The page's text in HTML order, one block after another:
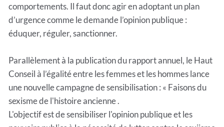
comportements. Il faut donc agir en adoptant un plan
d’urgence comme le demande l’opinion publique :
éduquer, réguler, sanctionner.
Parallèlement à la publication du rapport annuel, le Haut
Conseil à l’égalité entre les femmes et les hommes lance
une nouvelle campagne de sensibilisation : « Faisons du
sexisme de l'histoire ancienne .
L'objectif est de sensibiliser l'opinion publique et les